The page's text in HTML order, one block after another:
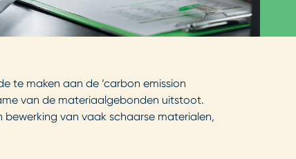
te maken aan de ‘carbon emission
van de materiaalgebonden uitstoot.
van vaak schaarse materialen,